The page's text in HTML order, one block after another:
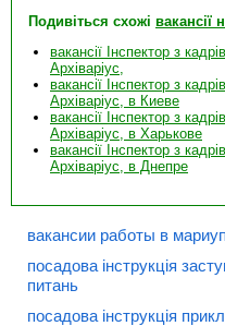
Подивіться схожі вакансії
вакансії Інспектор з
Архіваріус,
вакансії Інспектор з
Архіваріус, в Киеве
вакансії Інспектор з
Архіваріус, в Харькове
вакансії Інспектор з
Архіваріус, в Днепре
вакансии работы в
посадова інструкція
питань
посадова інструкція